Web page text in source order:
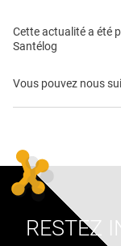
Cette actualité a été
Santélog
Vous pouvez nous
RESTEZ